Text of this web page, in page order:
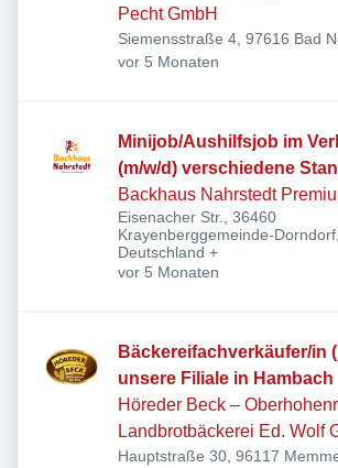
Pecht GmbH
Siemensstraße 4, 97616 Bad
der Saale, Deutschland
Veröffentlicht:
vor 5 Monaten
Minijob/Aushilfsjob im
(m/w/d) verschiedene
Backhaus Nahrstedt
Eisenacher Str., 36460
Krayenberggemeinde-Dorndorf,
Deutschland +
Veröffentlicht:
vor 5 Monaten
Bäckereifachverkäufer/in
unsere Filiale in Hambach
Höreder Beck –
Landbrotbäckerei Ed. Wolf
Hauptstraße 30, 96117